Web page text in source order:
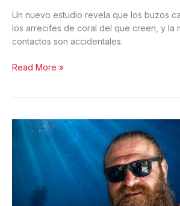
Un nuevo estudio revela que los buzos
los arrecifes de coral del que creen, y la
contactos son accidentales.
Los
daño
arrecifes
Read More »